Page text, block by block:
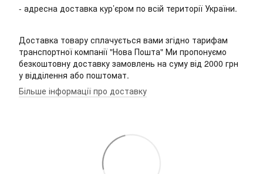
- адресна доставка кур’єром по всій території України.
Доставка товару сплачується вами згідно тарифам
транспортної компанії "Нова Пошта" Ми пропонуємо
безкоштовну доставку замовлень на суму від 2000 грн
у відділення або поштомат.
Більше інформації про доставку